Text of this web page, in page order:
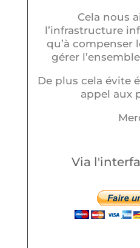
Cela nous
l’infrastructure
qu’à compenser
gérer
De plus cela évite
appel aux
Via